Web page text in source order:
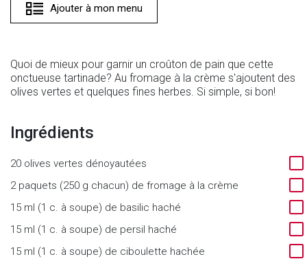
Ajouter à mon menu
Quoi de mieux pour garnir un croûton de pain que cette
onctueuse tartinade? Au fromage à la crème s'ajoutent des
olives vertes et quelques fines herbes. Si simple, si bon!
Ingrédients
20 olives vertes dénoyautées
2 paquets (250 g chacun) de fromage à la crème
15 ml (1 c. à soupe) de basilic haché
15 ml (1 c. à soupe) de persil haché
15 ml (1 c. à soupe) de ciboulette hachée